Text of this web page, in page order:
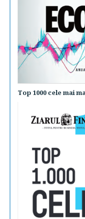
Top 1000 cele mai